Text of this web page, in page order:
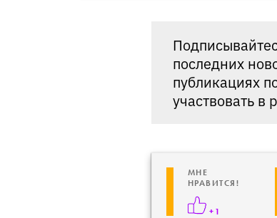
последних
публикациях
участвовать
МНЕ
НРАВИТСЯ!
+1